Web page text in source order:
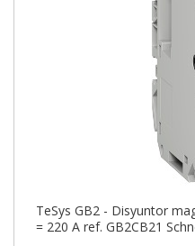
TeSys GB2 - Disyuntor
= 220 A ref. GB2CB21